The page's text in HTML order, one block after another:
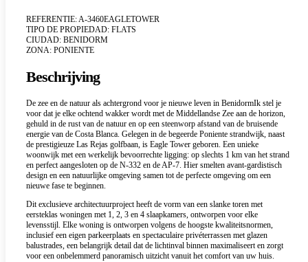
REFERENTIE: A-3460EAGLETOWER
TIPO DE PROPIEDAD: FLATS
CIUDAD: BENIDORM
ZONA: PONIENTE
Beschrijving
De zee en de natuur als achtergrond voor je nieuwe leven in BenidormIk stel je
voor dat je elke ochtend wakker wordt met de Middellandse Zee aan de horizon,
gehuld in de rust van de natuur en op een steenworp afstand van de bruisende
energie van de Costa Blanca. Gelegen in de begeerde Poniente strandwijk, naast
de prestigieuze Las Rejas golfbaan, is Eagle Tower geboren. Een unieke
woonwijk met een werkelijk bevoorrechte ligging: op slechts 1 km van het strand
en perfect aangesloten op de N-332 en de AP-7. Hier smelten avant-gardistisch
design en een natuurlijke omgeving samen tot de perfecte omgeving om een
nieuwe fase te beginnen.
Dit exclusieve architectuurproject heeft de vorm van een slanke toren met
eersteklas woningen met 1, 2, 3 en 4 slaapkamers, ontworpen voor elke
levensstijl. Elke woning is ontworpen volgens de hoogste kwaliteitsnormen,
inclusief een eigen parkeerplaats en spectaculaire privéterrassen met glazen
balustrades, een belangrijk detail dat de lichtinval binnen maximaliseert en zorgt
voor een onbelemmerd panoramisch uitzicht vanuit het comfort van uw huis.